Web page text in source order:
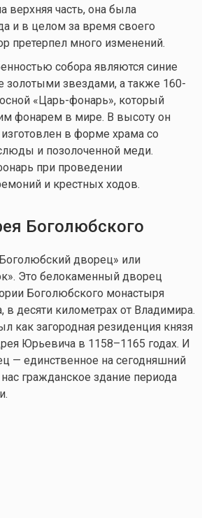
верхняя часть, она была
и в целом за время своего
претерпел много изменений.
собора являются синие
золотыми звездами, а также 160-
«Царь-фонарь», который
фонарем в мире. В высоту он
изготовлен в форме храма со
и позолоченной меди.
при проведении
и крестных ходов.
Боголюбского
дворец» или
Это белокаменный дворец
Боголюбского монастыря
десяти километрах от Владимира.
как загородная резиденция князя
Юрьевича в 1158–1165 годах. И
— единственное на сегодняшний
гражданское здание периода